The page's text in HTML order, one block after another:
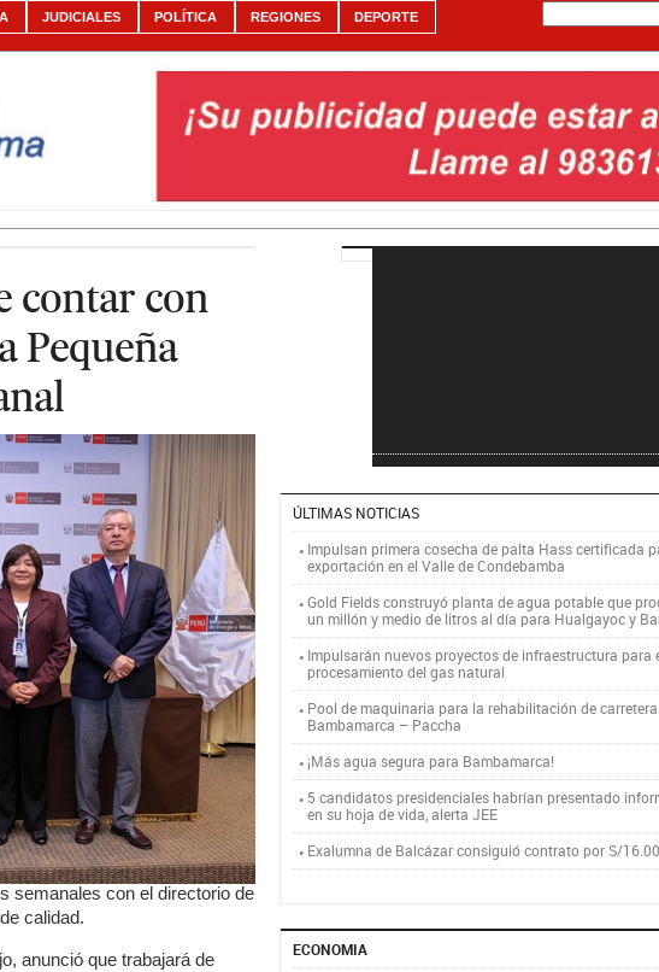
JUDICIALES POLÍTICA REGIONES
DEPORTE
contar con
Pequeña
semanales con el directorio de
calidad.
anunció que trabajará de
ÚLTIMAS NOTICIAS
Impulsan primera cosecha de palta Hass certificada
exportación en el Valle de Condebamba
Gold Fields construyó planta de agua potable que
un millón y medio de litros al día para Hualgayoc y
Impulsarán nuevos proyectos de infraestructura para
procesamiento del gas natural
Pool de maquinaria para la rehabilitación de carretera
Bambamarca – Paccha
¡Más agua segura para Bambamarca!
5 candidatos presidenciales habrían presentado
en su hoja de vida, alerta JEE
Exalumna de Balcázar consiguió contrato por S/
ECONOMIA